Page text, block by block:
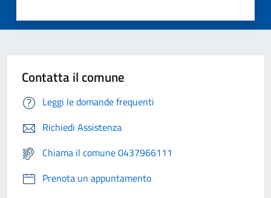
Contatta il comune
Leggi le domande frequenti
Richiedi Assistenza
Chiama il comune 0437966111
Prenota un appuntamento